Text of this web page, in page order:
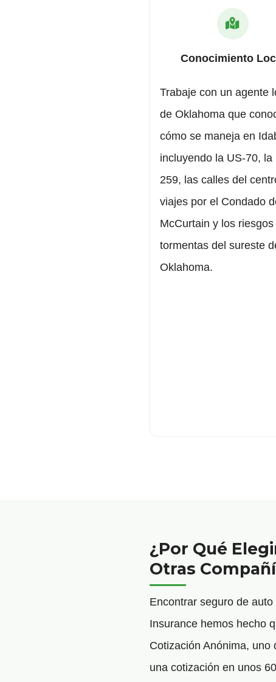
Conocimiento
Trabaje con un agente
de Oklahoma que
cómo se maneja en
incluyendo la US-70, la
259, las calles del
viajes por el Condado
McCurtain y los riesgos
tormentas del sureste
Oklahoma.
¿Por Qué
Otras
Encontrar seguro de
Insurance hemos hecho
Cotización Anónima,
una cotización en unos